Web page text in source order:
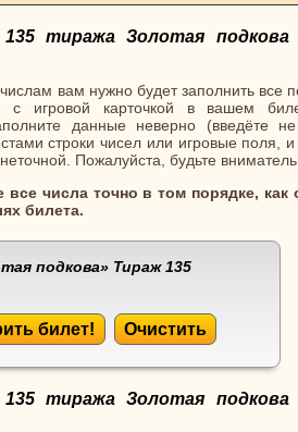
тиража Золотая подкова
вам нужно будет заполнить все
с игровой карточкой в вашем
данные неверно (введёте
строки чисел или игровые поля, и
Пожалуйста, будьте
все числа точно в том порядке, как
билета.
подкова» Тираж 135
билет! Очистить
тиража Золотая подкова